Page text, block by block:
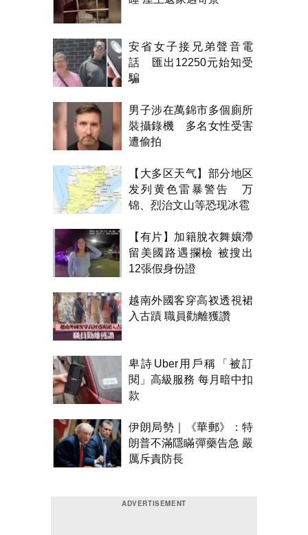
安省女子接兄弟聲音電
話 匯出12250元始知受
騙
男子涉在萬錦市多個廁所
裝攝錄機 多名女性受害
遭偷拍
【大多区天气】部分地区
发列黄色雷暴警告 万
锦、烈治文山等恐现冰雹
【有片】加籍脫衣舞孃滯
留美國路遇攔檢 被搜出
12張假身份證
越南外國客穿高衩透視裙
入古蹟 職員勸離獲讚
卑詩Uber用戶稱「被訂
閱」高級服務 每月暗中扣
款
伊朗局勢｜《華郵》：特
朗普不滿隱瞞彈藥告急 嚴
厲斥責防長